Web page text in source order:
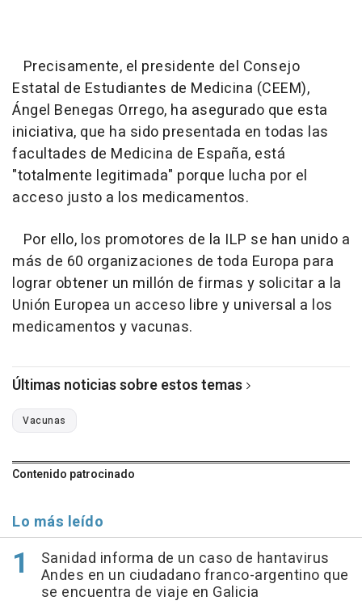
Precisamente, el presidente del Consejo
Estatal de Estudiantes de Medicina (CEEM),
Ángel Benegas Orrego, ha asegurado que esta
iniciativa, que ha sido presentada en todas las
facultades de Medicina de España, está
"totalmente legitimada" porque lucha por el
acceso justo a los medicamentos.
Por ello, los promotores de la ILP se han unido a
más de 60 organizaciones de toda Europa para
lograr obtener un millón de firmas y solicitar a la
Unión Europea un acceso libre y universal a los
medicamentos y vacunas.
Últimas noticias sobre estos temas
Vacunas
Contenido patrocinado
Lo más leído
Sanidad informa de un caso de hantavirus
Andes en un ciudadano franco-argentino que
se encuentra de viaje en Galicia